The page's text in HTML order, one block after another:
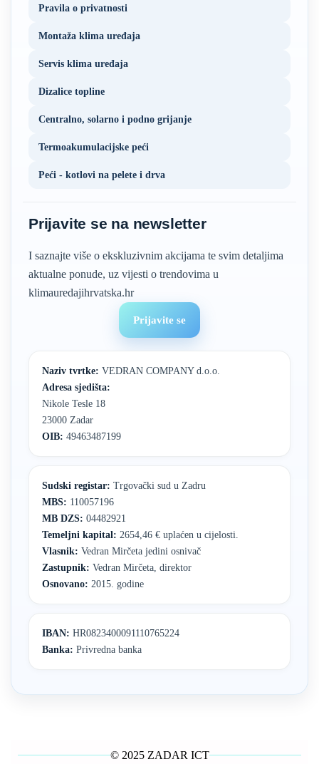
Pravila o privatnosti
Montaža klima uređaja
Servis klima uređaja
Dizalice topline
Centralno, solarno i podno grijanje
Termoakumulacijske peći
Peći - kotlovi na pelete i drva
Prijavite se na newsletter
I saznajte više o ekskluzivnim akcijama te svim detaljima
aktualne ponude, uz vijesti o trendovima u
klimauredajihrvatska.hr
Prijavite se
Naziv tvrtke: VEDRAN COMPANY d.o.o.
Adresa sjedišta:
Nikole Tesle 18
23000 Zadar
OIB: 49463487199
Sudski registar: Trgovački sud u Zadru
MBS: 110057196
MB DZS: 04482921
Temeljni kapital: 2654,46 € uplaćen u cijelosti.
Vlasnik: Vedran Mirčeta jedini osnivač
Zastupnik: Vedran Mirčeta, direktor
Osnovano: 2015. godine
IBAN: HR0823400091110765224
Banka: Privredna banka
© 2025 ZADAR ICT